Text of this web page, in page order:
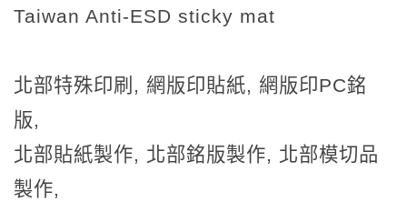
Taiwan Anti-ESD sticky mat
北部特殊印刷, 網版印貼紙, 網版印PC銘
版,
北部貼紙製作, 北部銘版製作, 北部模切品
製作,